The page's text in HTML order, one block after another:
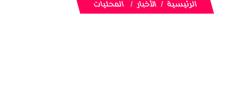
الرئيسية الأخبار المحليات